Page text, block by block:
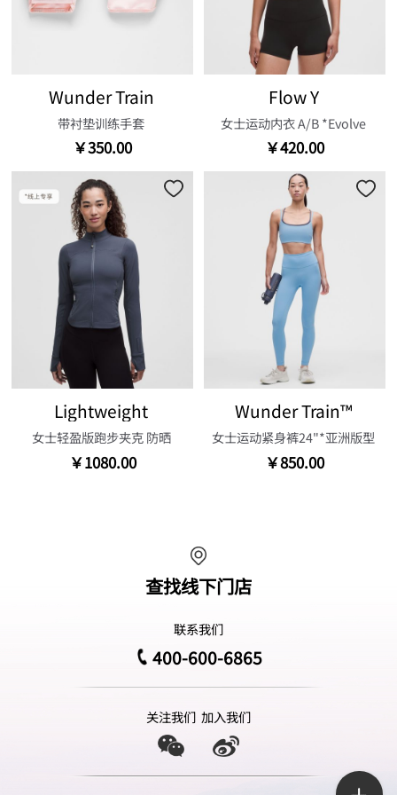
Wunder Train
带衬垫训练手套
￥350.00
Flow Y
女士运动内衣 A/B *Evolve
￥420.00
Lightweight
女士轻盈版跑步夹克 防晒
￥1080.00
Wunder Train™
女士运动紧身裤24"*亚洲版型
￥850.00
查找线下门店
联系我们
400-600-6865
关注我们 加入我们